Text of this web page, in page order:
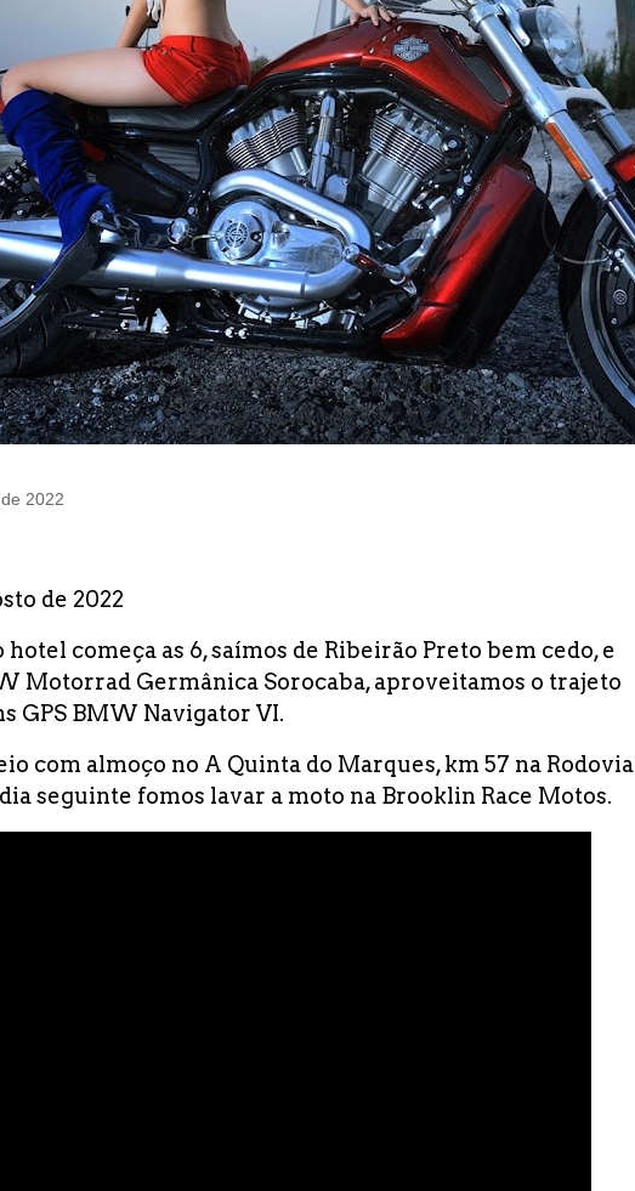
2022
de 2022
hotel começa as 6, saímos de Ribeirão Preto bem cedo, e
Motorrad Germânica Sorocaba, aproveitamos o trajeto
GPS BMW Navigator VI.
com almoço no A Quinta do Marques, km 57 na Rodovia
seguinte fomos lavar a moto na Brooklin Race Motos.